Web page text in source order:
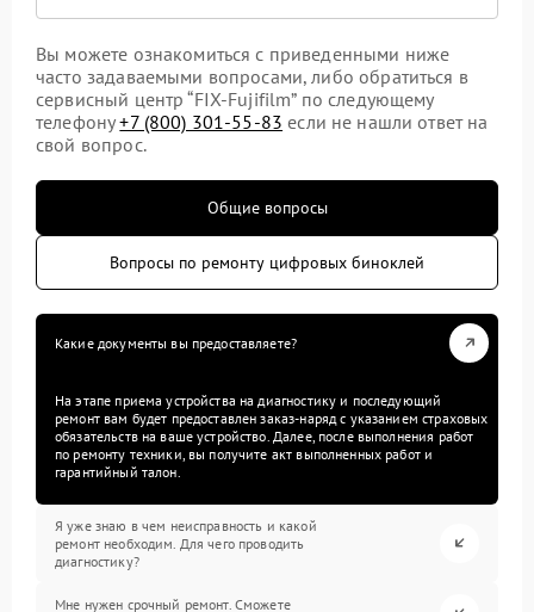
Вы можете ознакомиться с приведенными ниже
часто задаваемыми вопросами, либо обратиться в
сервисный центр “FIX-Fujifilm” по следующему
телефону+7 (800) 301-55-83 если не нашли ответ на
свой вопрос.
Общие вопросы
Вопросы по ремонту цифровых биноклей
Какие документы вы предоставляете?
На этапе приема устройства на диагностику и последующий
ремонт вам будет предоставлен заказ-наряд с указанием страховых
обязательств на ваше устройство. Далее, после выполнения работ
по ремонту техники, вы получите акт выполненных работ и
гарантийный талон.
Я уже знаю в чем неисправность и какой
ремонт необходим. Для чего проводить
диагностику?
Мне нужен срочный ремонт. Сможете